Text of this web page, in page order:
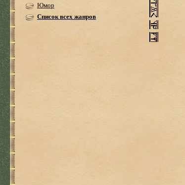
Юмор
Список всех жанров